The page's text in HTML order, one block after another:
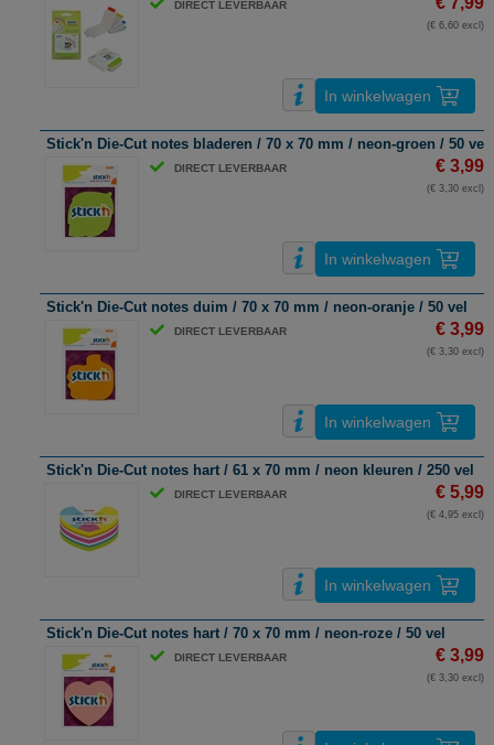
DIRECT LEVERBAAR
(€ 6,60 excl)
In winkelwagen
Stick'n Die-Cut notes bladeren / 70 x 70 mm / neon-groen / 50 vel
DIRECT LEVERBAAR € 3,99
(€ 3,30 excl)
In winkelwagen
Stick'n Die-Cut notes duim / 70 x 70 mm / neon-oranje / 50 vel
DIRECT LEVERBAAR € 3,99
(€ 3,30 excl)
In winkelwagen
Stick'n Die-Cut notes hart / 61 x 70 mm / neon kleuren / 250 vel
DIRECT LEVERBAAR € 5,99
(€ 4,95 excl)
In winkelwagen
Stick'n Die-Cut notes hart / 70 x 70 mm / neon-roze / 50 vel
DIRECT LEVERBAAR € 3,99
(€ 3,30 excl)